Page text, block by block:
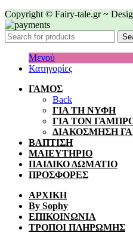
Copyright © Fairy-tale.gr ~
Μενού
Κατηγορίες
ΓΑΜΟΣ
Back
ΓΙΑ ΤΗ ΝΥΦΗ
ΓΙΑ ΤΟΝ
ΔΙΑΚΟΣΜΗΣΗ
ΒΑΠΤΙΣΗ
ΜΑΙΕΥΤΗΡΙΟ
ΠΑΙΔΙΚΟ ΔΩΜΑΤΙΟ
ΠΡΟΣΦΟΡΕΣ
ΑΡΧΙΚΗ
By Sophy
ΕΠΙΚΟΙΝΩΝΙΑ
ΤΡΟΠΟΙ ΠΛΗΡΩΜΗΣ